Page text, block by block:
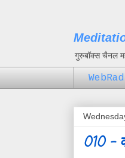
गुरुबॉक्स चैनल
010 -